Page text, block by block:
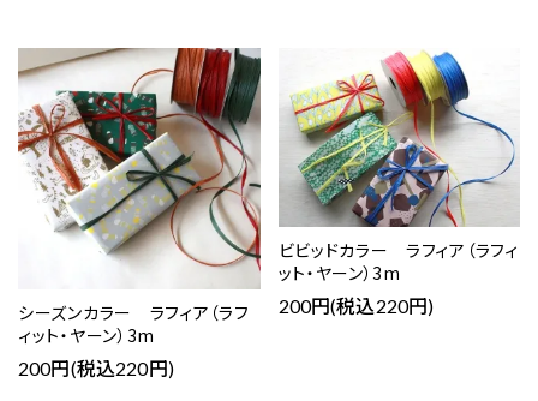
シーズンカラー ラフィア（ラフ
ィット・ヤーン）3m
200円(税込220円)
ビビッドカラー ラフィア（ラフィ
ット・ヤーン）3m
200円(税込220円)